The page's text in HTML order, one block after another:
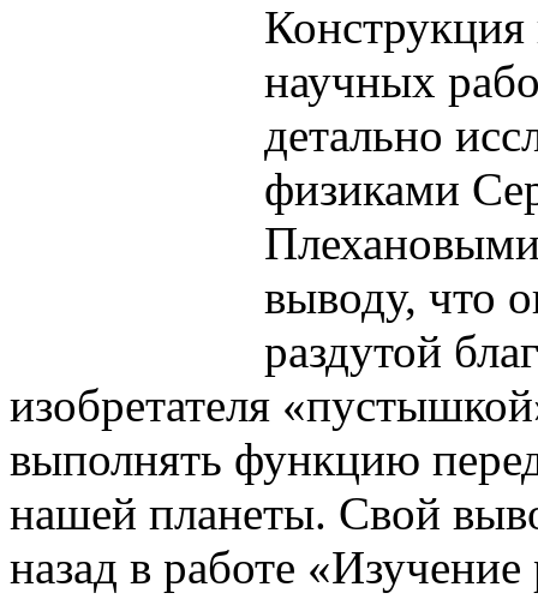
научных
детально
физиками
выводу, что
раздутой
изобретателя
выполнять функцию
нашей планеты. Свой
назад в работе